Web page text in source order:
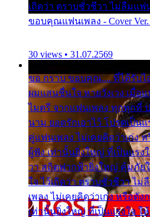
เถิดว่า ตราบชั่วชีวา ไม่ลืมแฟ
ขอบคุณแฟนเพลง - Cover
30 views • 31.07.2569
ขอ กราบ ขอบคุณ.... ที่ได้รับ
ผมแสนชื่นใจ หายวังเวง เมื่อ
ไมตรี จากแฟนเพลง ทุกทุกที่
นาม ยอดรักเอาไว้ โปรดเป็น
คู่แฟนเพลง ไม่เคยคิดว่าเก่ง
ผู้ฟัง เท่านั้นยิ่งใหญ่ ที่เป็นแรง
วา สถิตฟากฟ้ายิ่งใหญ่ คุ้มภัย
ใจ ไว้เถิดว่า ตราบชั่วชีวา ไ
เพลง ไม่เคยคิดว่าเก่ง หรือดั
เท่านั้นยิ่งใหญ่ ที่เป็นแรงใจ ใ